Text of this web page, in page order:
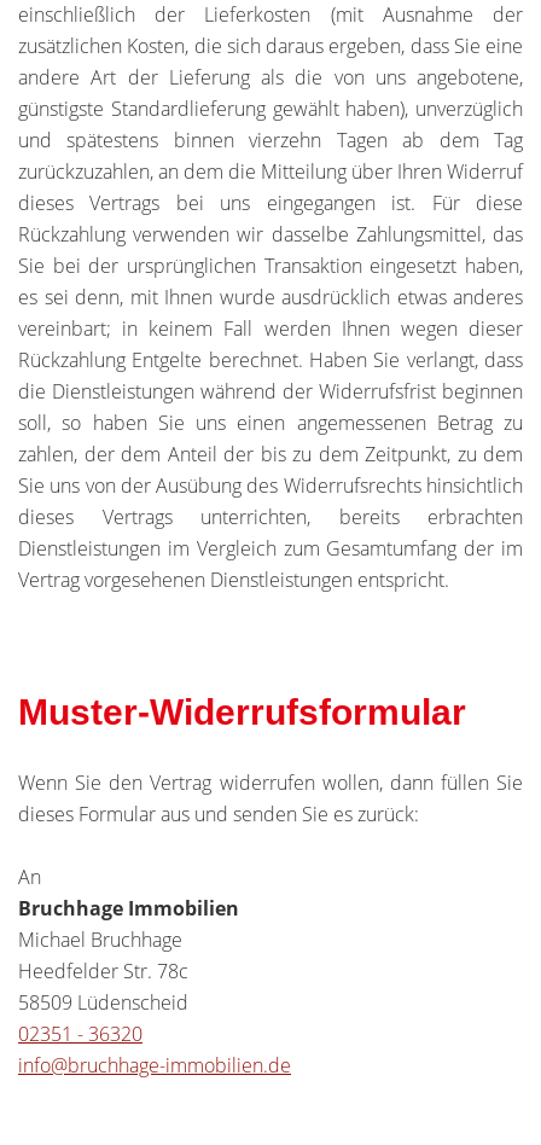
einschließlich der Lieferkosten (mit Ausnahme der
zusätzlichen Kosten, die sich daraus ergeben, dass Sie eine
andere Art der Lieferung als die von uns angebotene,
günstigste Standardlieferung gewählt haben), unverzüglich
und spätestens binnen vierzehn Tagen ab dem Tag
zurückzuzahlen, an dem die Mitteilung über Ihren Widerruf
dieses Vertrags bei uns eingegangen ist. Für diese
Rückzahlung verwenden wir dasselbe Zahlungsmittel, das
Sie bei der ursprünglichen Transaktion eingesetzt haben,
es sei denn, mit Ihnen wurde ausdrücklich etwas anderes
vereinbart; in keinem Fall werden Ihnen wegen dieser
Rückzahlung Entgelte berechnet. Haben Sie verlangt, dass
die Dienstleistungen während der Widerrufsfrist beginnen
soll, so haben Sie uns einen angemessenen Betrag zu
zahlen, der dem Anteil der bis zu dem Zeitpunkt, zu dem
Sie uns von der Ausübung des Widerrufsrechts hinsichtlich
dieses Vertrags unterrichten, bereits erbrachten
Dienstleistungen im Vergleich zum Gesamtumfang der im
Vertrag vorgesehenen Dienstleistungen entspricht.
Muster-Widerrufsformular
Wenn Sie den Vertrag widerrufen wollen, dann füllen Sie
dieses Formular aus und senden Sie es zurück:
An
Bruchhage Immobilien
Michael Bruchhage
Heedfelder Str. 78c
58509 Lüdenscheid
02351 - 36320
info@bruchhage-immobilien.de